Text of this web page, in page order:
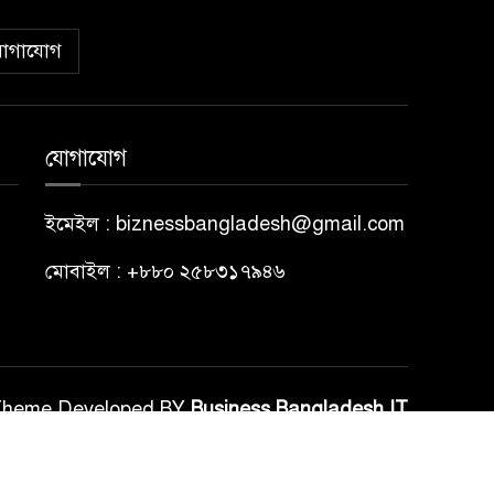
যোগাযোগ
ইমেইল : biznessbangladesh@gmail.com
মোবাইল : +৮৮০ ২৫৮৩১৭৯৪৬
Developed BYBusiness Bangladesh IT